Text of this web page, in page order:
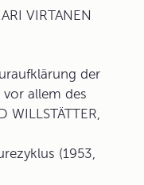
VIRTANEN
der
allem des
WILLSTÄTTER,
(1953,